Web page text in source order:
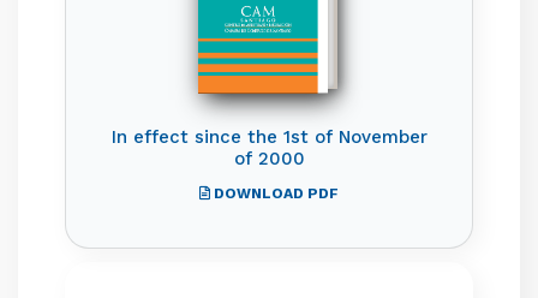
In effect since the 1st of November
of 2000
DOWNLOAD PDF